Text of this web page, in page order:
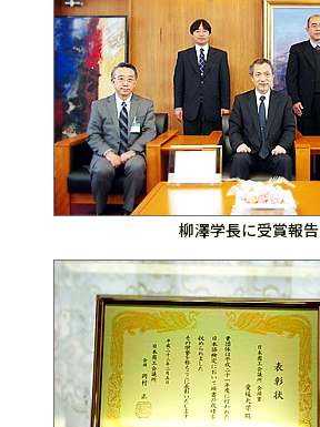
柳澤学長に受賞報告